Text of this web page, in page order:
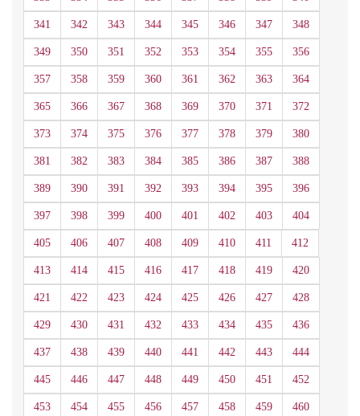
341 342 343 344 345 346 347 348
349 350 351 352 353 354 355 356
357 358 359 360 361 362 363 364
365 366 367 368 369 370 371 372
373 374 375 376 377 378 379 380
381 382 383 384 385 386 387 388
389 390 391 392 393 394 395 396
397 398 399 400 401 402 403 404
405 406 407 408 409 410 411 412
413 414 415 416 417 418 419 420
421 422 423 424 425 426 427 428
429 430 431 432 433 434 435 436
437 438 439 440 441 442 443 444
445 446 447 448 449 450 451 452
453 454 455 456 457 458 459 460